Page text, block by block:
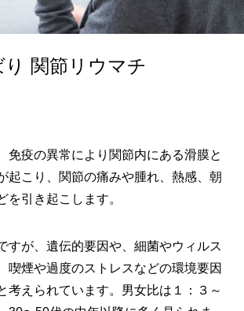
関節リウマチ
免疫の異常により関節内にある滑膜と
起こり、関節の痛みや腫れ、熱感、朝
を引き起こします。
すが、遺伝的要因や、細菌やウィルス
喫煙や過度のストレスなどの環境要因
考えられています。男女比は１：３～